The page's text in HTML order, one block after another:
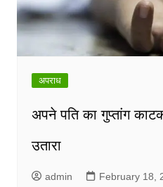
अपराध
अपने पति का गुप्तांग
उतारा
admin February 18,